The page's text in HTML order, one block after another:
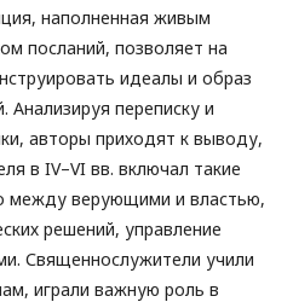
наполненная живым
посланий, позволяет на
идеалы и образ
Анализируя переписку и
авторы приходят к выводу,
в IV–VI вв. включал такие
между верующими и властью,
решений, управление
Священнослужители учили
играли важную роль в